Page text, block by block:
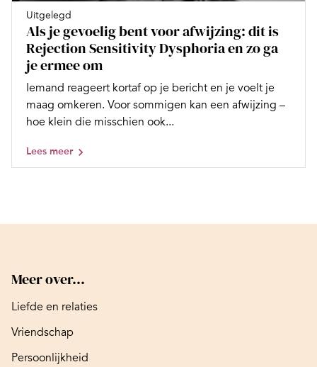
Uitgelegd
Als je gevoelig bent voor afwijzing: dit is
Rejection Sensitivity Dysphoria en zo ga
je ermee om
Iemand reageert kortaf op je bericht en je voelt je
maag omkeren. Voor sommigen kan een afwijzing –
hoe klein die misschien ook...
Lees meer
Meer over...
Liefde en relaties
Vriendschap
Persoonlijkheid